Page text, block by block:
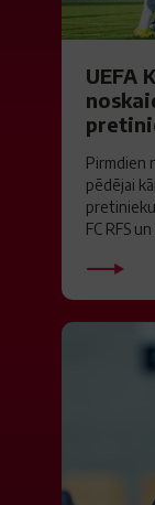
UEFA
Pirmdien
pēdējai
FC RFS